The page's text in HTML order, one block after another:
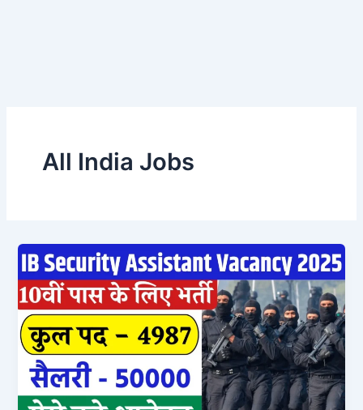
All India Jobs